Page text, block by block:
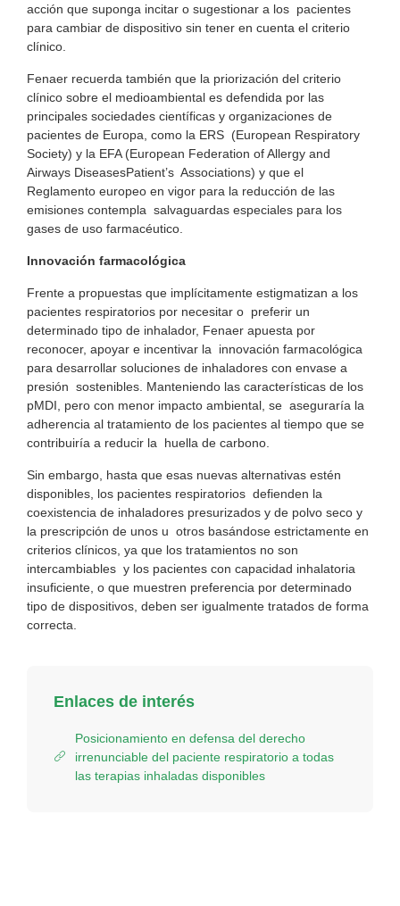
acción que suponga incitar o sugestionar a los pacientes
para cambiar de dispositivo sin tener en cuenta el criterio
clínico.
Fenaer recuerda también que la priorización del criterio
clínico sobre el medioambiental es defendida por las
principales sociedades científicas y organizaciones de
pacientes de Europa, como la ERS (European Respiratory
Society) y la EFA (European Federation of Allergy and
Airways DiseasesPatient’s Associations) y que el
Reglamento europeo en vigor para la reducción de las
emisiones contempla salvaguardas especiales para los
gases de uso farmacéutico.
Innovación farmacológica
Frente a propuestas que implícitamente estigmatizan a los
pacientes respiratorios por necesitar o preferir un
determinado tipo de inhalador, Fenaer apuesta por
reconocer, apoyar e incentivar la innovación farmacológica
para desarrollar soluciones de inhaladores con envase a
presión sostenibles. Manteniendo las características de los
pMDI, pero con menor impacto ambiental, se aseguraría la
adherencia al tratamiento de los pacientes al tiempo que se
contribuiría a reducir la huella de carbono.
Sin embargo, hasta que esas nuevas alternativas estén
disponibles, los pacientes respiratorios defienden la
coexistencia de inhaladores presurizados y de polvo seco y
la prescripción de unos u otros basándose estrictamente en
criterios clínicos, ya que los tratamientos no son
intercambiables y los pacientes con capacidad inhalatoria
insuficiente, o que muestren preferencia por determinado
tipo de dispositivos, deben ser igualmente tratados de forma
correcta.
Enlaces de interés
Posicionamiento en defensa del derecho
irrenunciable del paciente respiratorio a todas
las terapias inhaladas disponibles